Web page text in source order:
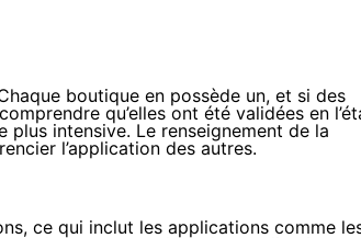
boutique en possède un, et si des
qu’elles ont été validées en
intensive. Le renseignement de la
l’application des autres.
ce qui inclut les applications comme